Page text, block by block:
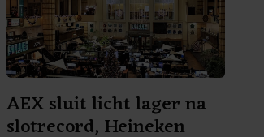
AEX sluit licht lager na
slotrecord, Heineken